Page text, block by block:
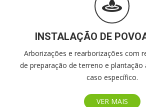
INSTALAÇÃO DE
Arborizações e rearborizações com
de preparação de terreno e plantação
caso específico.
VER MAIS